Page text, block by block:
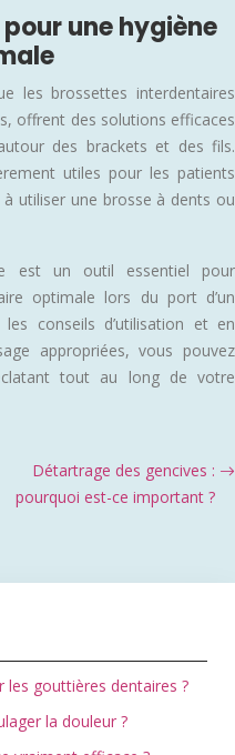
une hygiène
les brossettes interdentaires
offrent des solutions efficaces
des brackets et des fils.
utiles pour les patients
utiliser une brosse à dents ou
est un outil essentiel pour
optimale lors du port d’un
conseils d’utilisation et en
appropriées, vous pouvez
tout au long de votre
Détartrage des gencives :
pourquoi est-ce important ?
gouttières dentaires ?
la douleur ?